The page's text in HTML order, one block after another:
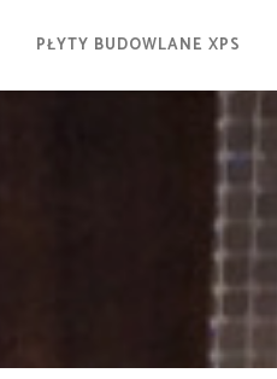
PŁYTY BUDOWLANE XPS